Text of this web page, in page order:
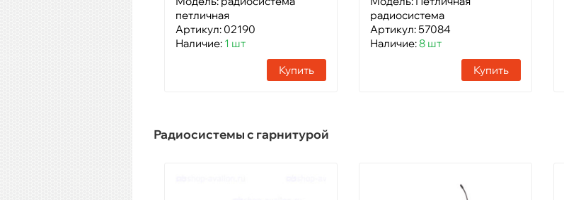
петличная
Артикул: 02190
Наличие: 1 шт
Купить
радиосистема
Артикул: 57084
Наличие:8 шт
Купить
Радиосистемы с гарнитурой